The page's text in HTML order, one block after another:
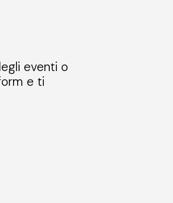
eventi o
e ti